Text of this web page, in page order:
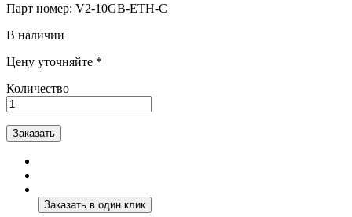
Парт номер: V2-10GB-ETH-C
В наличии
Цену уточняйте *
Количество
Заказать